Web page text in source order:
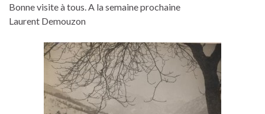
Bonne visite à tous. A la semaine prochaine
Laurent Demouzon